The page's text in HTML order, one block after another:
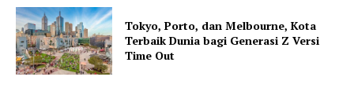
Tokyo, Porto, dan Melbourne, Kota
Terbaik Dunia bagi Generasi Z Versi
Time Out